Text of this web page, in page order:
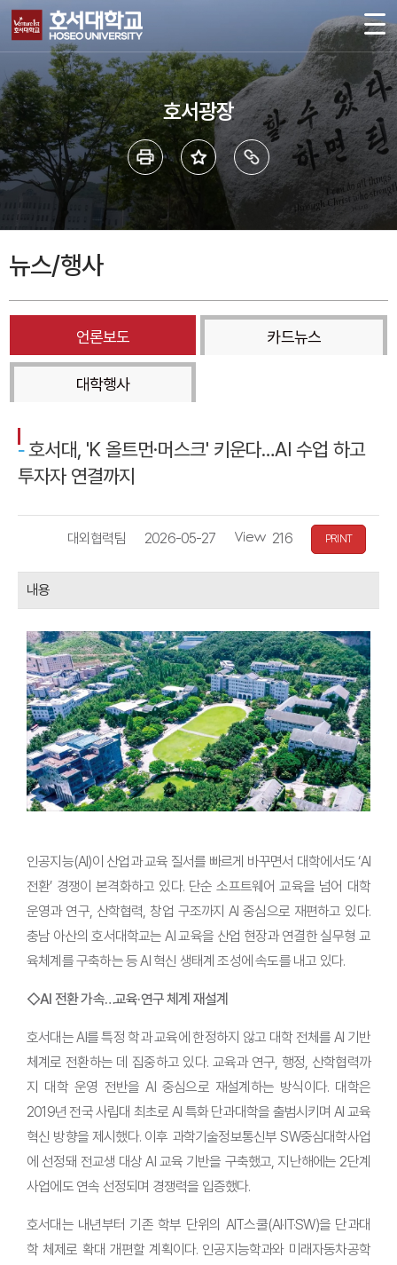
호서광장
뉴스/행사
언론보도 카드뉴스
대학행사
호서대, 'K 올트먼·머스크' 키운다…AI 수업 하고
투자자 연결까지
대외협력팀
자
2026-05-27 216 PRINT
내용
인공지능(AI)이 산업과 교육 질서를 빠르게 바꾸면서 대학에서도 ‘AI
전환’ 경쟁이 본격화하고 있다. 단순 소프트웨어 교육을 넘어 대학
운영과 연구, 산학협력, 창업 구조까지 AI 중심으로 재편하고 있다.
충남 아산의 호서대학교는 AI 교육을 산업 현장과 연결한 실무형 교
육체계를 구축하는 등 AI 혁신 생태계 조성에 속도를 내고 있다.
◇AI 전환 가속…교육·연구 체계 재설계
호서대는 AI를 특정 학과 교육에 한정하지 않고 대학 전체를 AI 기반
체계로 전환하는 데 집중하고 있다. 교육과 연구, 행정, 산학협력까
지 대학 운영 전반을 AI 중심으로 재설계하는 방식이다. 대학은
2019년 전국 사립대 최초로 AI 특화 단과대학을 출범시키며 AI 교육
혁신 방향을 제시했다. 이후 과학기술정보통신부 SW중심대학사업
에 선정돼 전교생 대상 AI 교육 기반을 구축했고, 지난해에는 2단계
사업에도 연속 선정되며 경쟁력을 입증했다.
호서대는 내년부터 기존 학부 단위의 AIT스쿨(AI·IT·SW)을 단과대
학 체제로 확대 개편할 계획이다. 인공지능학과와 미래자동차공학